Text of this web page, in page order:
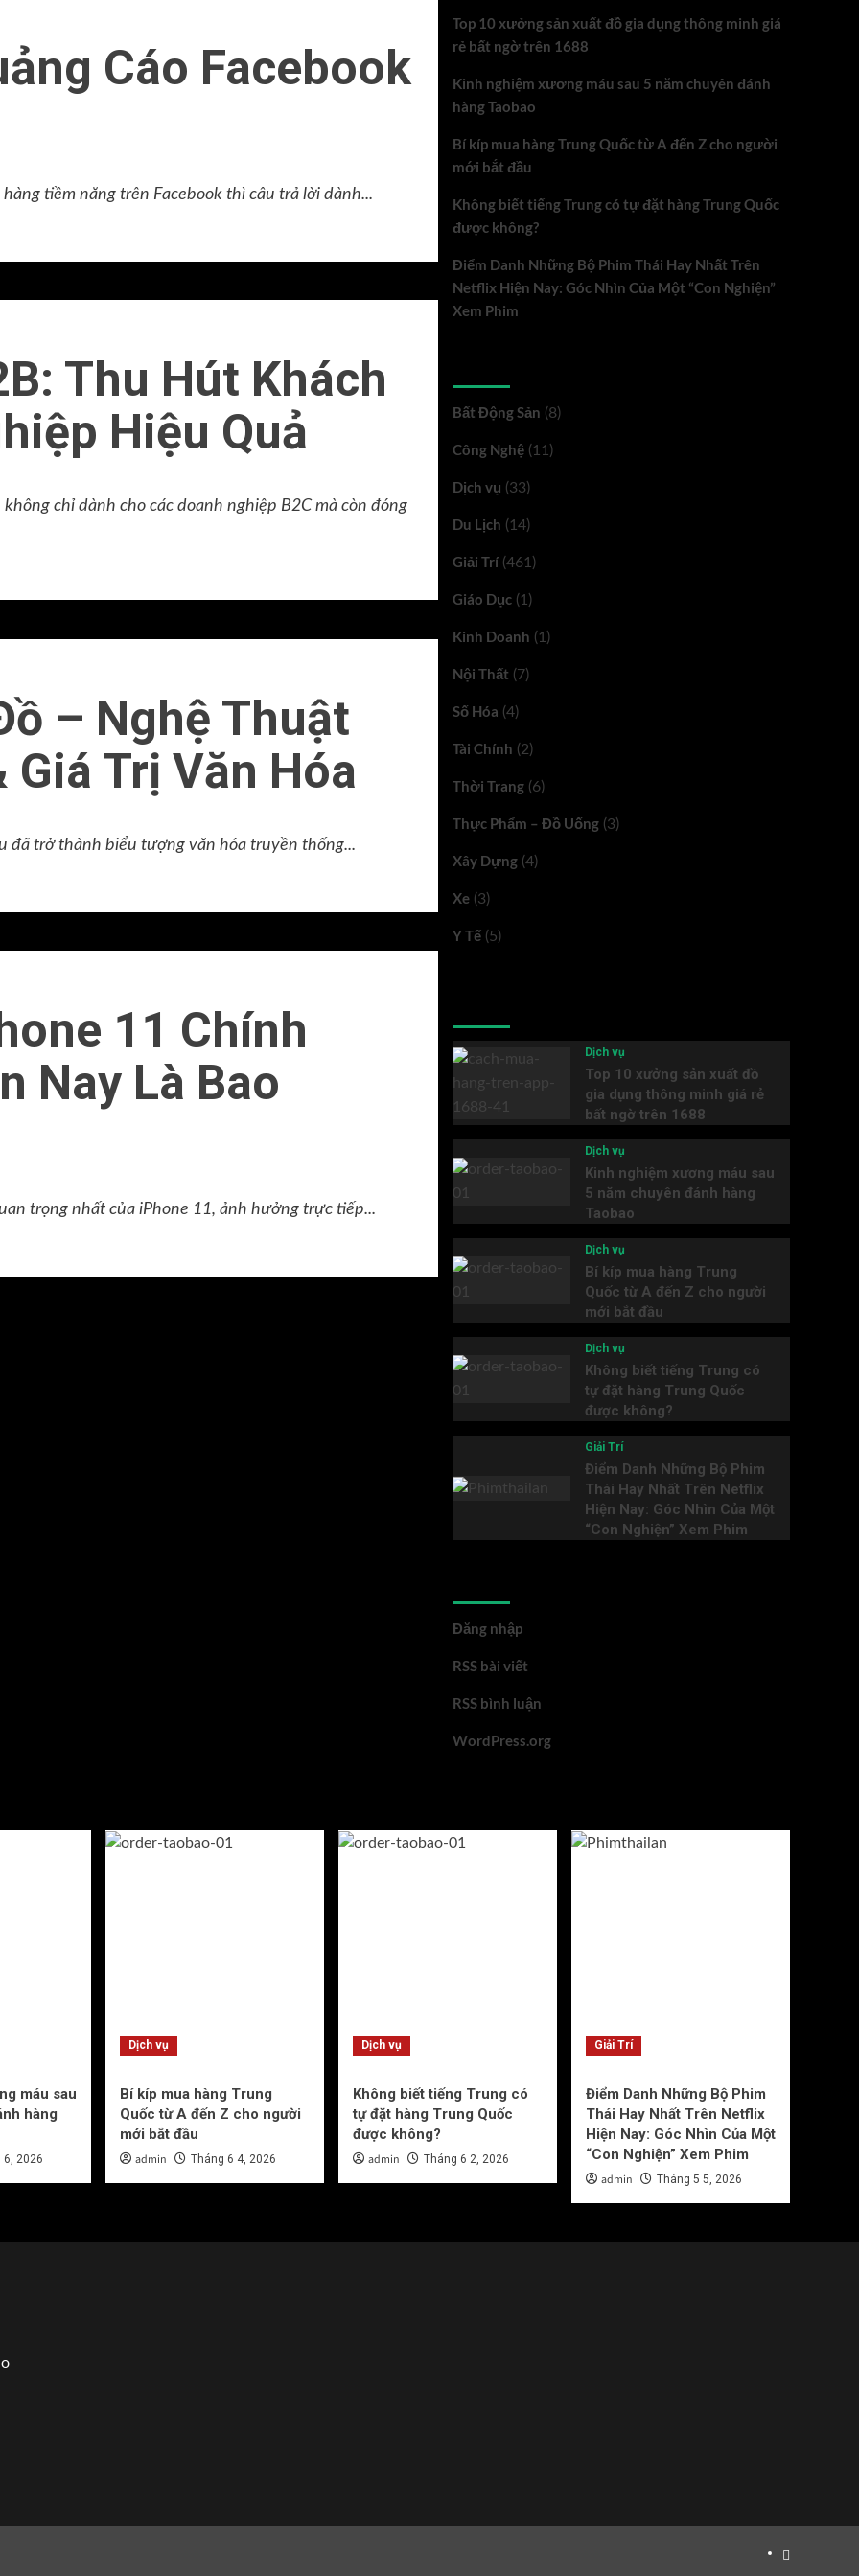
Cáo Facebook
tiềm năng trên Facebook thì câu trả lời dành...
Thu Hút Khách
Hiệu Quả
chỉ dành cho các doanh nghiệp B2C mà còn đóng
– Nghệ Thuật
Trị Văn Hóa
đã trở thành biểu tượng văn hóa truyền thống...
11 Chính
Nay Là Bao
trọng nhất của iPhone 11, ảnh hưởng trực tiếp...
Top 10 xưởng sản xuất đồ gia dụng thông minh giá
rẻ bất ngờ trên 1688
Kinh nghiệm xương máu sau 5 năm chuyên đánh
hàng Taobao
Bí kíp mua hàng Trung Quốc từ A đến Z cho người
mới bắt đầu
Không biết tiếng Trung có tự đặt hàng Trung Quốc
được không?
Điểm Danh Những Bộ Phim Thái Hay Nhất Trên
Netflix Hiện Nay: Góc Nhìn Của Một “Con Nghiện”
Xem Phim
Bất Động Sản (8)
Công Nghệ(11)
Dịch vụ (33)
Du Lịch (14)
Giải Trí(461)
Giáo Dục(1)
Kinh Doanh (1)
Nội Thất (7)
Số Hóa (4)
Tài Chính (2)
Thời Trang(6)
Thực Phẩm – Đồ Uống(3)
Xây Dựng(4)
Xe(3)
Y Tế(5)
Dịch vụ
Top 10 xưởng sản xuất đồ
gia dụng thông minh giá rẻ
bất ngờ trên 1688
Dịch vụ
Kinh nghiệm xương máu sau
5 năm chuyên đánh hàng
Taobao
Dịch vụ
Bí kíp mua hàng Trung
Quốc từ A đến Z cho người
mới bắt đầu
Dịch vụ
Không biết tiếng Trung có
tự đặt hàng Trung Quốc
được không?
Giải Trí
Điểm Danh Những Bộ Phim
Thái Hay Nhất Trên Netflix
Hiện Nay: Góc Nhìn Của Một
“Con Nghiện” Xem Phim
Đăng nhập
RSS bài viết
RSS bình luận
WordPress.org
máu sau
hàng
6, 2026
Dịch vụ
Bí kíp mua hàng Trung
Quốc từ A đến Z cho người
mới bắt đầu
admin Tháng 6 4, 2026
Dịch vụ
Không biết tiếng Trung có
tự đặt hàng Trung Quốc
được không?
admin Tháng 6 2, 2026
Giải Trí
Điểm Danh Những Bộ Phim
Thái Hay Nhất Trên Netflix
Hiện Nay: Góc Nhìn Của Một
“Con Nghiện” Xem Phim
admin Tháng 5 5, 2026
Bất